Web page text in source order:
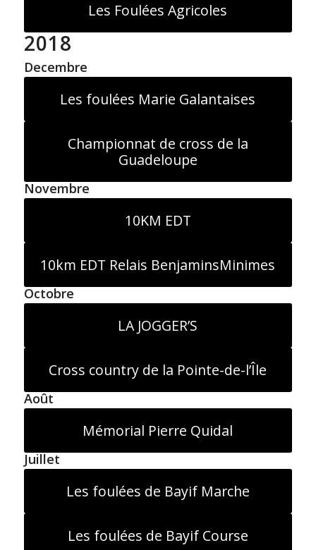
Les Foulées Agricoles
2018
Decembre
Les foulées Marie Galantaises
Championnat de cross de la
Guadeloupe
Novembre
10KM EDT
10km EDT Relais BenjaminsMinimes
Octobre
LA JOGGER’S
Cross country de la Pointe-de-l’Île
Août
Mémorial Pierre Quidal
Juillet
Les foulées de Bayif Marche
Les foulées de Bayif Course